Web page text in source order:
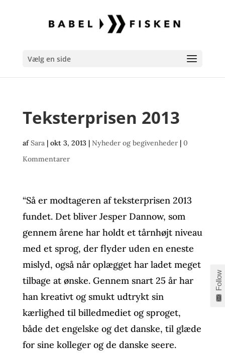
Vælg en side
Teksterprisen 2013
afSara| okt 3, 2013| Nyheder og begivenheder| 0
Kommentarer
“Så er modtageren af teksterprisen 2013
fundet. Det bliver Jesper Dannow, som
gennem årene har holdt et tårnhøjt niveau
med et sprog, der flyder uden en eneste
mislyd, også når oplægget har ladet meget
tilbage at ønske. Gennem snart 25 år har
han kreativt og smukt udtrykt sin
kærlighed til billedmediet og sproget,
både det engelske og det danske, til glæde
for sine kolleger og de danske seere.
Follow